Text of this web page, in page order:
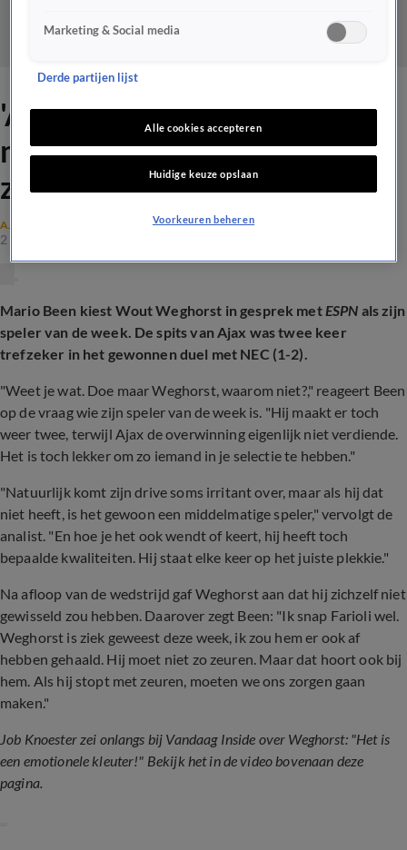
'Als Wout Weghorst stopt
met zeuren, moeten we ons
zorgen gaan maken'
AJAX
2 dec 2024, 12:13
Mario Been kiest Wout Weghorst in gesprek metESPN als zijn
speler van de week. De spits van Ajax was twee keer
trefzeker in het gewonnen duel met NEC (1-2).
"Weet je wat. Doe maar Weghorst, waarom niet?," reageert Been
op de vraag wie zijn speler van de week is. "Hij maakt er toch
weer twee, terwijl Ajax de overwinning eigenlijk niet verdiende.
Het is toch lekker om zo iemand in je selectie te hebben."
"Natuurlijk komt zijn drive soms irritant over, maar als hij dat
niet heeft, is het gewoon een middelmatige speler," vervolgt de
analist. "En hoe je het ook wendt of keert, hij heeft toch
bepaalde kwaliteiten. Hij staat elke keer op het juiste plekkie."
Na afloop van de wedstrijd gaf Weghorst aan dat hij zichzelf niet
gewisseld zou hebben. Daarover zegt Been: "Ik snap Farioli wel.
Weghorst is ziek geweest deze week, ik zou hem er ook af
hebben gehaald. Hij moet niet zo zeuren. Maar dat hoort ook bij
hem. Als hij stopt met zeuren, moeten we ons zorgen gaan
maken."
Job Knoester zei onlangs bij Vandaag Inside over Weghorst: "Het is
een emotionele kleuter!" Bekijk het in de video bovenaan deze
pagina.
Marketing & Social media
Derde partijen lijst
Alle cookies accepteren
Huidige keuze opslaan
Voorkeuren beheren